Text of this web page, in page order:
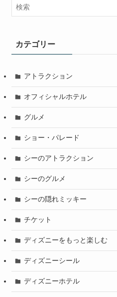
カテゴリー
アトラクション
オフィシャルホテル
グルメ
ショー・パレード
シーのアトラクション
シーのグルメ
シーの隠れミッキー
チケット
ディズニーをもっと楽しむ
ディズニーシール
ディズニーホテル